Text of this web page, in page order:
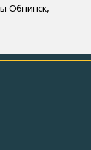
Обнинск,